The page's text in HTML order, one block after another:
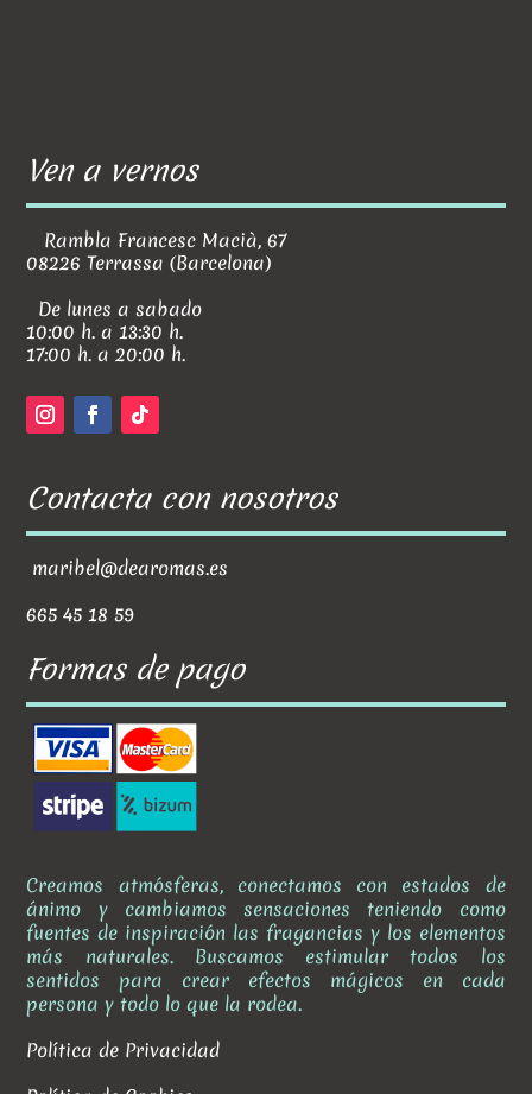
Ven a vernos
Rambla Francesc Macià, 67
08226 Terrassa (Barcelona)
De lunes a sabado
10:00 h. a 13:30 h.
17:00 h. a 20:00 h.
Contacta con nosotros
maribel@dearomas.es
665 45 18 59
Formas de pago
Creamos atmósferas, conectamos con estados de
ánimo y cambiamos sensaciones teniendo como
fuentes de inspiración las fragancias y los elementos
más naturales. Buscamos estimular todos los
sentidos para crear efectos mágicos en cada
persona y todo lo que la rodea.
Política de Privacidad